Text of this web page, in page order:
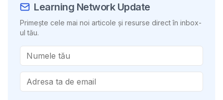
Learning Network Update
Primește cele mai noi articole și resurse direct în inbox-
ul tău.